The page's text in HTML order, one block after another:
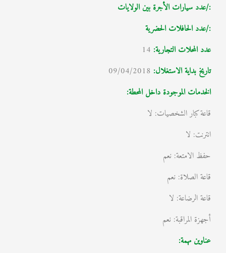
:/عدد سيارات الأجرة بين الولايات
:/عدد الحافلات الحضرية
عدد المحلات التجارية:
تاريخ بداية الاستغلال:
09/04/2018
الخدمات الموجودة داخل المحطة:
قاعة كبار الشخصيات: لا
انترنت: لا
حفظ الامتعة: نعم
قاعة الصلاة: نعم
قاعة الرضاعة: لا
أجهزة المراقبة: نعم
عناوين مهمة: